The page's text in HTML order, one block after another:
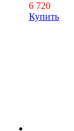
6 720
Купить